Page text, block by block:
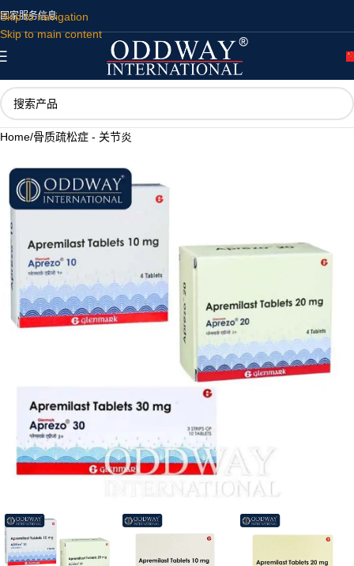
Skip to navigation
Skip to main content
国家服务信息
Home/骨质疏松症 - 关节炎